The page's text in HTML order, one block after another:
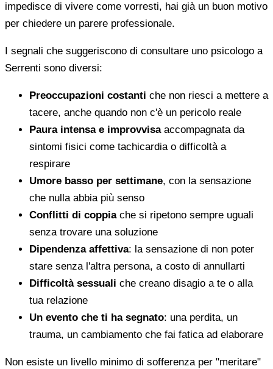
impedisce di vivere come vorresti, hai già un buon motivo
per chiedere un parere professionale.
I segnali che suggeriscono di consultare uno psicologo a
Serrenti sono diversi:
Preoccupazioni costanti che non riesci a mettere a
tacere, anche quando non c'è un pericolo reale
Paura intensa e improvvisaaccompagnata da
sintomi fisici come tachicardia o difficoltà a
respirare
Umore basso per settimane, con la sensazione
che nulla abbia più senso
Conflitti di coppiache si ripetono sempre uguali
senza trovare una soluzione
Dipendenza affettiva: la sensazione di non poter
stare senza l'altra persona, a costo di annullarti
Difficoltà sessuali che creano disagio a te o alla
tua relazione
Un evento che ti ha segnato: una perdita, un
trauma, un cambiamento che fai fatica ad elaborare
Non esiste un livello minimo di sofferenza per "meritare"